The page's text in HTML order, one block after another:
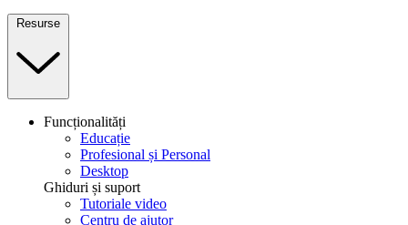
Resurse
Funcționalități
Educație
Profesional și Personal
Desktop
Ghiduri și suport
Tutoriale video
Centru de ajutor